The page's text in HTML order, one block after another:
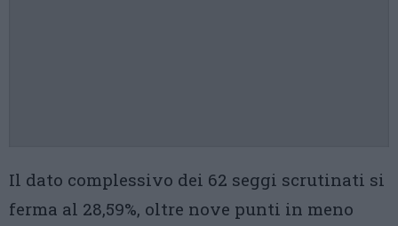
Il dato complessivo dei 62 seggi scrutinati si
ferma al 28,59%, oltre nove punti in meno